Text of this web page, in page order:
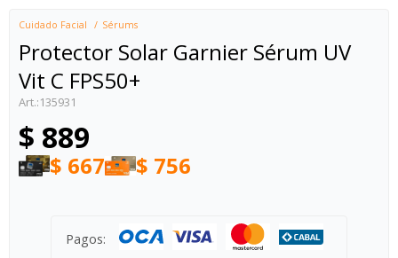
Cuidado Facial Sérums
Protector Solar Garnier Sérum UV
Vit C FPS50+
135931
$ 889
$ 667 $ 756
Pagos: